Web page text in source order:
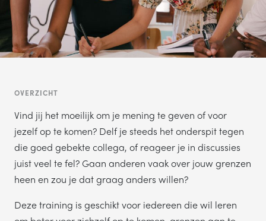
OVERZICHT
Vind jij het moeilijk om je mening te geven of voor
jezelf op te komen? Delf je steeds het onderspit tegen
die goed gebekte collega, of reageer je in discussies
juist veel te fel? Gaan anderen vaak over jouw grenzen
heen en zou je dat graag anders willen?
Deze training is geschikt voor iedereen die wil leren